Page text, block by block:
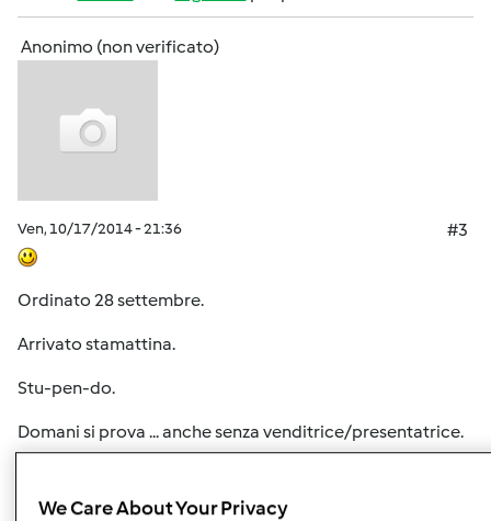
Anonimo (non verificato)
Ven, 10/17/2014 - 21:36 #3
Ordinato 28 settembre.
Arrivato stamattina.
Stu-pen-do.
Domani si prova ... anche senza venditrice/presentatrice.
We Care About Your Privacy